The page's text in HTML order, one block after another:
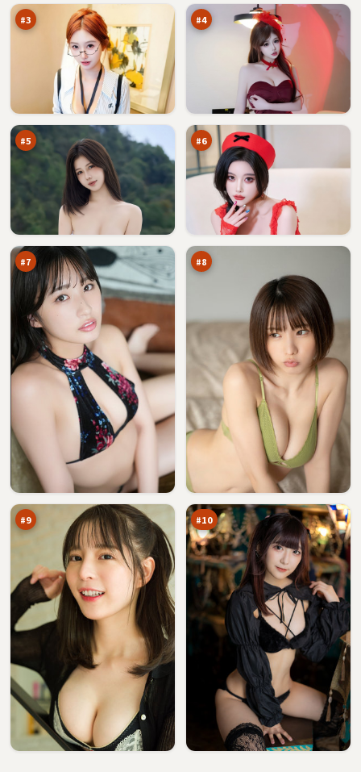
#3 #4
#5
征万
#6
风万
#7
信
号
92
万
#8
92
#9
焚
城
悬
案万
#10
路
书
万